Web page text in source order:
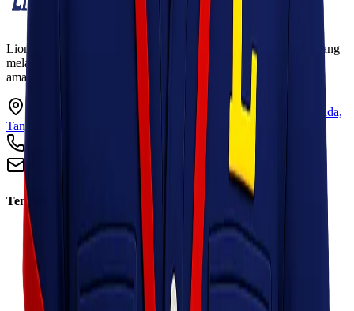
Lionel Express adalah perusahaan jasa pengiriman terpercaya yang
melayani pengiriman barang ke seluruh Indonesia dengan cepat,
aman, dan harga kompetitif.
Ruko Garden Square Blok G No. 11-12 Jurumudi baru, Benda,
Tangerang, Banten 15124
info@lionelexpress.com
Tentang Kami
Tentang Kami
Visi & Misi
Karir
Cabang
Informasi